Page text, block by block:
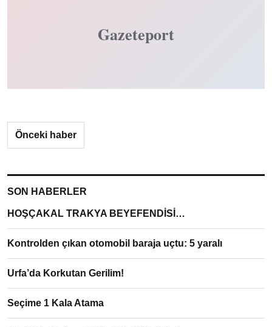
Gazeteport
Önceki haber
SON HABERLER
HOŞÇAKAL TRAKYA BEYEFENDİSİ…
Kontrolden çıkan otomobil baraja uçtu: 5 yaralı
Urfa’da Korkutan Gerilim!
Seçime 1 Kala Atama